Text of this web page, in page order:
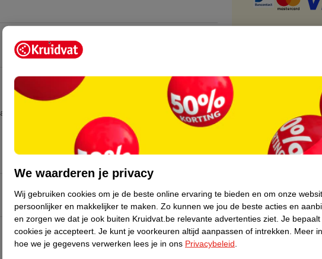
Impact Score.
We waarderen je privacy
Wij gebruiken cookies om je de beste online ervaring te bieden en om onze
persoonlijker en makkelijker te maken. Zo kunnen we jou de beste acties en
en zorgen we dat je ook buiten Kruidvat.be relevante advertenties ziet. Je
cookies je accepteert. Je kunt je voorkeuren altijd aanpassen of intrekken.
Meer
hoe we je gegevens verwerken lees je in ons Privacybeleid